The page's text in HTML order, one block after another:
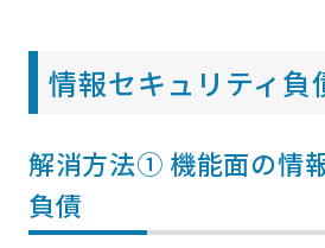
情報セキュリティ負
解消方法① 機能面の情
負債